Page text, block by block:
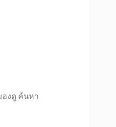
องดู ค้นหา